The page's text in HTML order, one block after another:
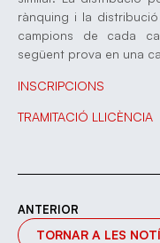
rànquing i la
campions de cada
següent prova en una
INSCRIPCIONS
TRAMITACIÓ LLICÈNCIA
ANTERIOR
TORNAR A LES